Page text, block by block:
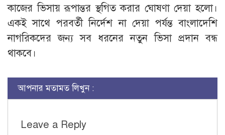
কাজের ভিসায় রূপান্তর স্থগিত করার ঘোষণা দেয়া হলো।
একই সাথে পরবর্তী নির্দেশ না দেয়া পর্যন্ত বাংলাদেশি
নাগরিকদের জন্য সব ধরনের নতুন ভিসা প্রদান বন্ধ
থাকবে।
আপনার মতামত লিখুন :
Leave a Reply